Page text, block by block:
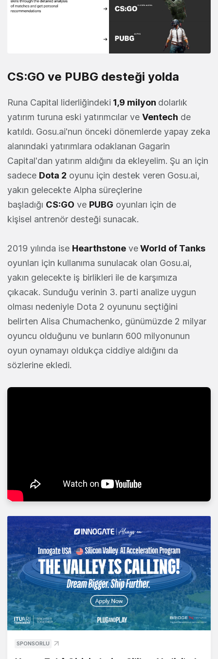
CS:GO ve PUBG desteği yolda
Runa Capital liderliğindeki 1,9 milyon dolarlık
yatırım turuna eski yatırımcılar ve Ventech de
katıldı. Gosu.ai'nun önceki dönemlerde yapay zeka
alanındaki yatırımlara odaklanan Gagarin
Capital'dan yatırım aldığını da ekleyelim. Şu an için
sadece Dota 2 oyunu için destek veren Gosu.ai,
yakın gelecekte Alpha süreçlerine
başladığı CS:GO ve PUBG oyunları için de
kişisel antrenör desteği sunacak.
2019 yılında ise Hearthstone veWorld of Tanks
oyunları için kullanıma sunulacak olan Gosu.ai,
yakın gelecekte iş birlikleri ile de karşımıza
çıkacak. Sunduğu verinin 3. parti analize uygun
olması nedeniyle Dota 2 oyununu seçtiğini
belirten Alisa Chumachenko, günümüzde 2 milyar
oyuncu olduğunu ve bunların 600 milyonunun
oyun oynamayı oldukça ciddiye aldığını da
sözlerine ekledi.
SPONSORLU